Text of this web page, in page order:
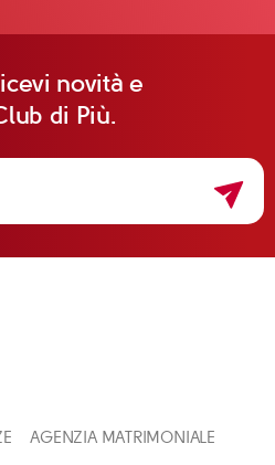
novità e
di Più.
AGENZIA MATRIMONIALE